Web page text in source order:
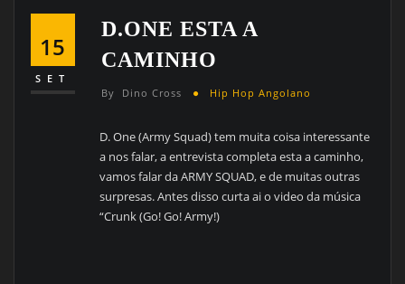
15
SET
D.ONE ESTA A
CAMINHO
By Dino Cross Hip Hop Angolano
D. One (Army Squad) tem muita coisa interessante
a nos falar, a entrevista completa esta a caminho,
vamos falar da ARMY SQUAD, e de muitas outras
surpresas. Antes disso curta ai o video da música
“Crunk (Go! Go! Army!)